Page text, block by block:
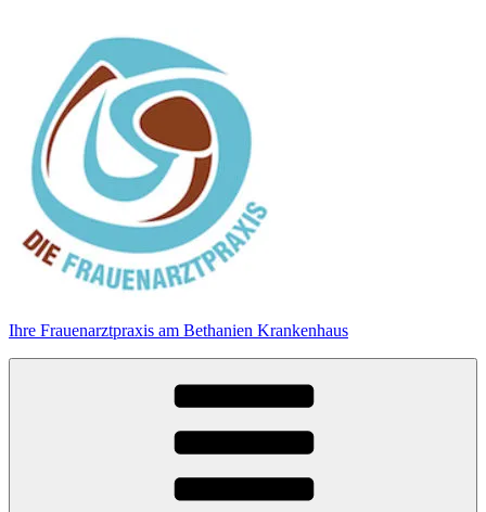
Ihre Frauenarztpraxis am Bethanien Krankenhaus